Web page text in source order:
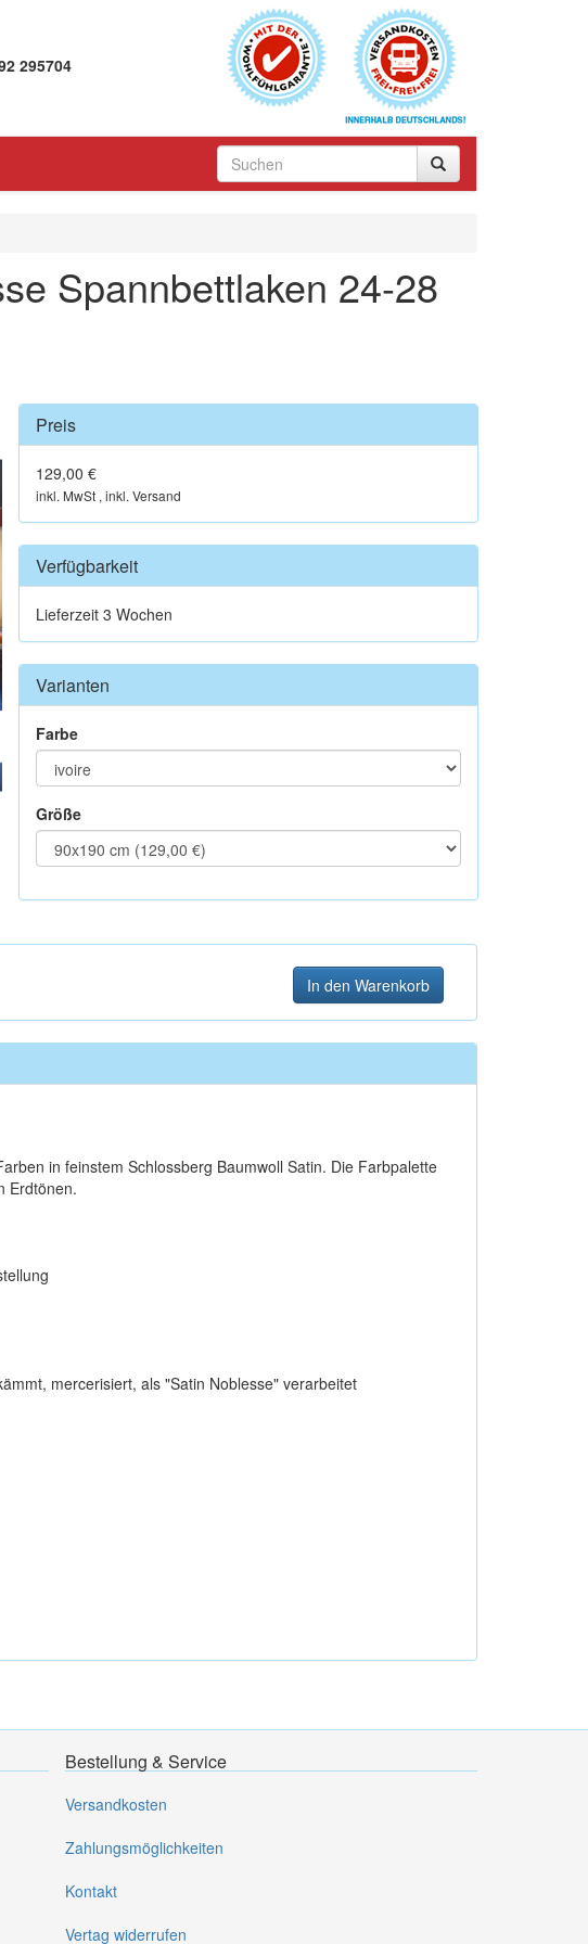
295704
Spannbettlaken 24-28
Preis
129,00 €
inkl. MwSt , inkl. Versand
Verfügbarkeit
Lieferzeit 3 Wochen
Varianten
Farbe
Größe
In den Warenkorb
in feinstem Schlossberg Baumwoll Satin. Die Farbpalette
Erdtönen.
mercerisiert, als "Satin Noblesse" verarbeitet
Bestellung & Service
Versandkosten
Zahlungsmöglichkeiten
Kontakt
Vertag widerrufen